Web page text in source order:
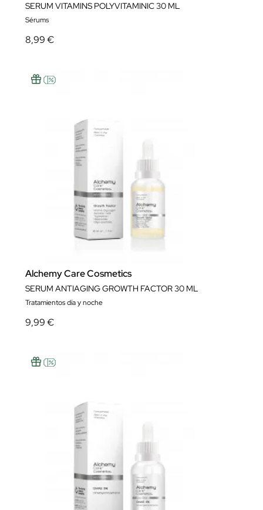
SERUM VITAMINS POLYVITAMINIC 30 ML
Sérums
8,99 €
Alchemy Care Cosmetics
SERUM ANTIAGING GROWTH FACTOR 30 ML
Tratamientos día y noche
9,99 €